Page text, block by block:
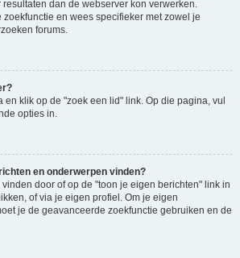
dan de webserver kon verwerken.
en wees specifieker met zowel je
forums.
en klik op de "zoek een lid" link. Op die pagina, vul
opties in.
en onderwerpen vinden?
door of op de "toon je eigen berichten" link in
of via je eigen profiel. Om je eigen
je de geavanceerde zoekfunctie gebruiken en de